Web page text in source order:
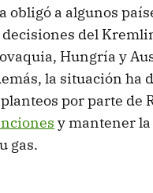
obligó a algunos
del
Hungría y
la situación ha
por parte de
y mantener la
gas.